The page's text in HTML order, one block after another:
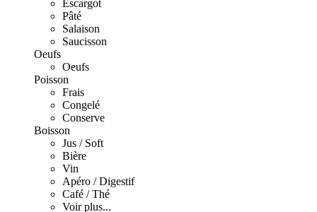
Escargot
Pâté
Salaison
Saucisson
Oeufs
Oeufs
Poisson
Frais
Congelé
Conserve
Boisson
Jus / Soft
Bière
Vin
Apéro / Digestif
Café / Thé
Voir plus...